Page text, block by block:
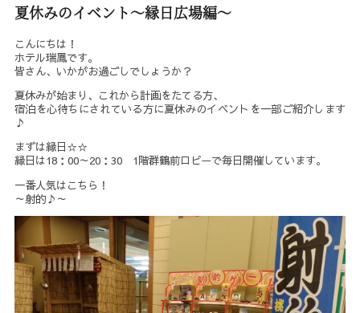
夏休みのイベント～縁日広場編～
こんにちは！
ホテル瑞鳳です。
皆さん、いかがお過ごしでしょうか？
夏休みが始まり、これから計画をたてる方、
宿泊を心待ちにされている方に夏休みのイベントを一部ご紹介します
♪
まずは縁日☆☆
縁日は18：00～20：30 1階群鶴前ロビーで毎日開催しています。
一番人気はこちら！
～射的♪～